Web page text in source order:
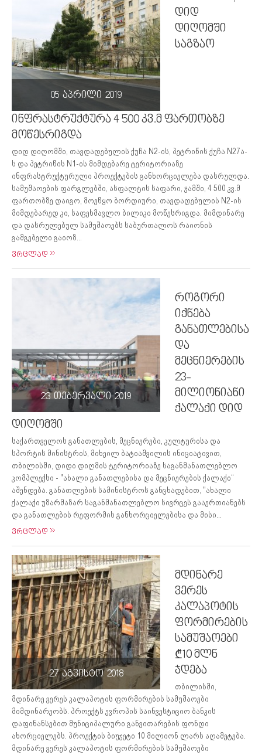
05 აპრილი 2019
დიდ
დიღომში
საგზაო
ინფრასტრუქტურა 4 500 კვ.მ ფართობზე
მოწესრიგდა
დიდ დიღომში, თავდადებულის ქუჩა N2-ის, პეტრიწის ქუჩა N27ა-
ს და პეტრიწის N1-ის მიმდებარე ტერიტორიაზე
ინფრასტრუქტურული პროექტების განხორციელება დასრულდა.
სამუშაოების ფარგლებში, ასფალტის საფარი, ჯამში, 4 500 კვ.მ
ფართობზე დაიგო, მოეწყო ბორდიური, თავდადებულის N2-ის
მიმდებარედ კი, საფეხმავლო ბილიკი მოწესრიგდა. მიმდინარე
და დასრულებულ სამუშაოებს საბურთალოს რაიონის
გამგებელი გაიოზ...
ვრცლად
23 თებერვალი 2019
როგორი
იქნება
განათლებისა
და
მეცნიერების
23-
მილიონიანი
ქალაქი დიდ
დიღომში
საქართველოს განათლების, მეცნიერები, კულტურისა და
სპორტის მინისტრის, მიხეილ ბატიაშვილის ინიციატივით,
თბილისში, დიდი დიღმის ტერიტორიაზე საგანმანათლებლო
კომპლექსი - "ახალი განათლებისა და მეცნიერების ქალაქი“
აშენდება. განათლების სამინისტროს განცხადებით, "ახალი
ქალაქი უზარმაზარ საგანმანათლებლო სივრცეს გააერთიანებს
და განათლების რეფორმის განხორციელებისა და მისი...
ვრცლად
27 აგვისტო 2018
მდინარე
ვერეს
კალაპოტის
ფორმირების
სამუშაოები
₾10 მლნ
ჯდება
თბილისში,
მდინარე ვერეს კალაპოტის ფორმირების სამუშაოები
მიმდინარეობს. პროექტს ევროპის საინვესტიციო ბანკის
დაფინანსებით მუნიციპალური განვითარების ფონდი
ახორციელებს. პროექტის ბიუჯეტი 10 მილიონ ლარს აღამეტება.
მდინარე ვერეს კალაპოტის ფორმირების სამუშაოები